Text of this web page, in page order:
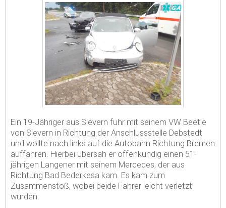
Ein 19-Jähriger aus Sievern fuhr mit seinem VW Beetle
von Sievern in Richtung der Anschlussstelle Debstedt
und wollte nach links auf die Autobahn Richtung Bremen
auffahren. Hierbei übersah er offenkundig einen 51-
jährigen Langener mit seinem Mercedes, der aus
Richtung Bad Bederkesa kam. Es kam zum
Zusammenstoß, wobei beide Fahrer leicht verletzt
wurden.